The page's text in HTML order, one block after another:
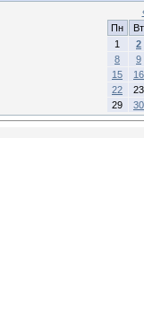
Пн
Вт
1
2
8
9
15
16
22
23
29
30